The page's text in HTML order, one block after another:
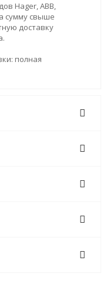
Hager, ABB,
сумму свыше
доставку
полная